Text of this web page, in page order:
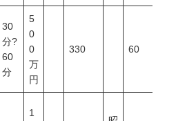
30
分?
60
分
5
0
0
万
円
330 60
1